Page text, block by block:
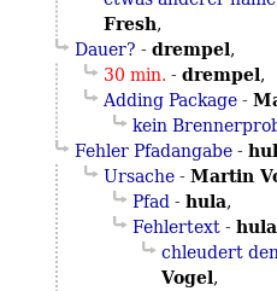
Fresh,
Dauer? - drempel,
30 min. - drempel,
Adding Package-
kein
Fehler Pfadangabe-
Ursache- Martin
Pfad- hula,
Fehlertext- hula
chleudert
Vogel,